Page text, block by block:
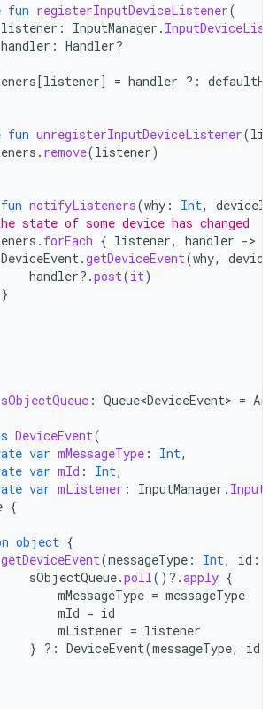
fun registerInputDeviceListener(
listener : InputManager .
handler : Handler?
[listener] = handler ?:
fun unregisterInputDeviceListener(
. remove(listener)
fun notifyListeners(why : Int, deviceId
state of some device has changed
. forEach { listener, handler -
DeviceEvent.getDeviceEvent(why,
handler?.post(it)
}
sObjectQueue : Queue<DeviceEvent> =
DeviceEvent(
var mMessageType : Int,
var mId : Int,
var mListener : InputManager .
{
object {
getDeviceEvent(messageType : Int, id :
sObjectQueue.poll() ?.apply {
mMessageType = messageType
mId = id
mListener = listener
} ?: DeviceEvent(messageType, id